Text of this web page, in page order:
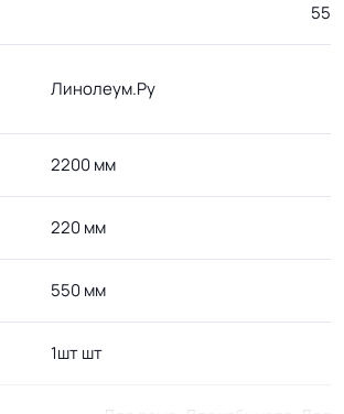
55
Линолеум.Ру
2200 мм
220 мм
550 мм
1шт шт